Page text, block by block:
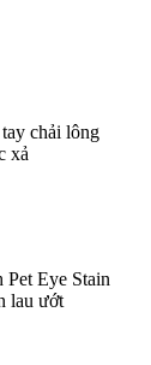
chải lông
xả
Eye Stain
lau ướt